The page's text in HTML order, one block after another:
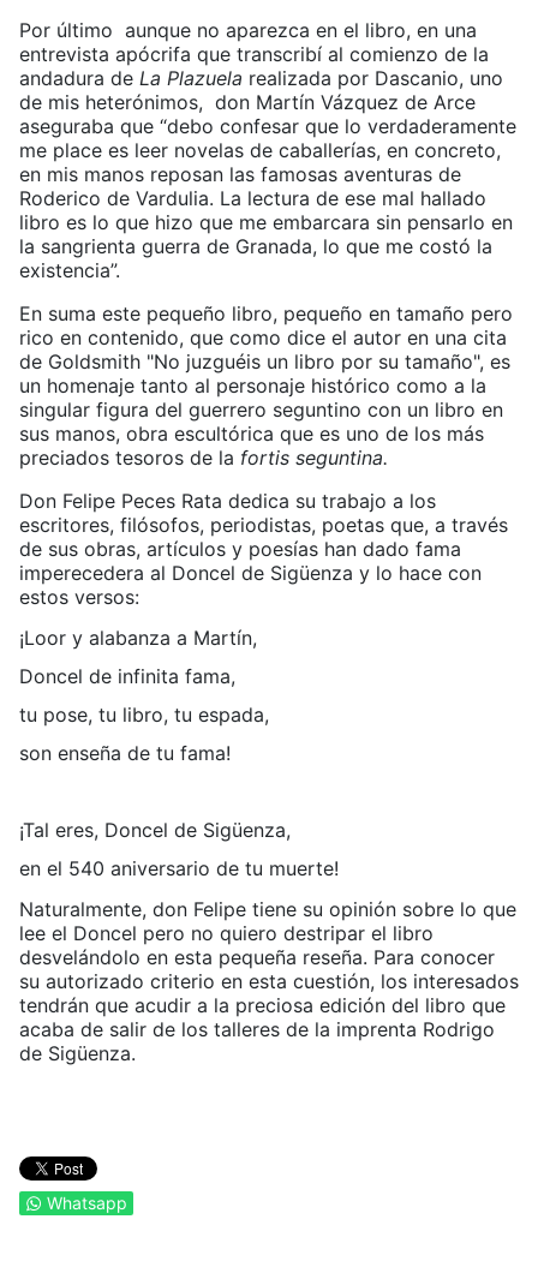
Por último aunque no aparezca en el libro, en una
entrevista apócrifa que transcribí al comienzo de la
andadura de La Plazuela realizada por Dascanio, uno
de mis heterónimos, don Martín Vázquez de Arce
aseguraba que “debo confesar que lo verdaderamente
me place es leer novelas de caballerías, en concreto,
en mis manos reposan las famosas aventuras de
Roderico de Vardulia. La lectura de ese mal hallado
libro es lo que hizo que me embarcara sin pensarlo en
la sangrienta guerra de Granada, lo que me costó la
existencia”.
En suma este pequeño libro, pequeño en tamaño pero
rico en contenido, que como dice el autor en una cita
de Goldsmith "No juzguéis un libro por su tamaño", es
un homenaje tanto al personaje histórico como a la
singular figura del guerrero seguntino con un libro en
sus manos, obra escultórica que es uno de los más
preciados tesoros de la fortis seguntina.
Don Felipe Peces Rata dedica su trabajo a los
escritores, filósofos, periodistas, poetas que, a través
de sus obras, artículos y poesías han dado fama
imperecedera al Doncel de Sigüenza y lo hace con
estos versos:
¡Loor y alabanza a Martín,
Doncel de infinita fama,
tu pose, tu libro, tu espada,
son enseña de tu fama!
¡Tal eres, Doncel de Sigüenza,
en el 540 aniversario de tu muerte!
Naturalmente, don Felipe tiene su opinión sobre lo que
lee el Doncel pero no quiero destripar el libro
desvelándolo en esta pequeña reseña. Para conocer
su autorizado criterio en esta cuestión, los interesados
tendrán que acudir a la preciosa edición del libro que
acaba de salir de los talleres de la imprenta Rodrigo
de Sigüenza.
Whatsapp